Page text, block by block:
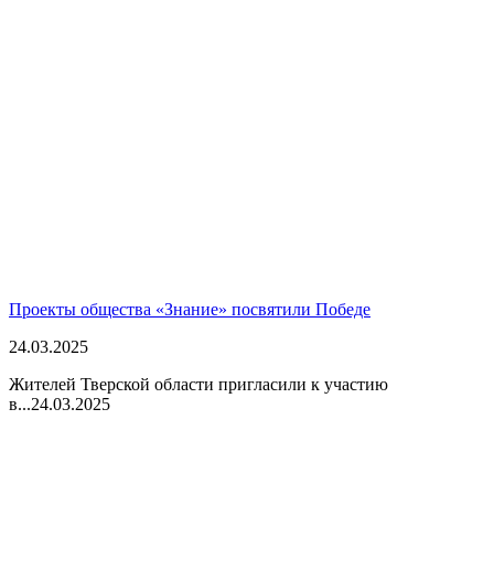
Проекты общества «Знание» посвятили Победе
24.03.2025
Жителей Тверской области пригласили к участию
в...24.03.2025